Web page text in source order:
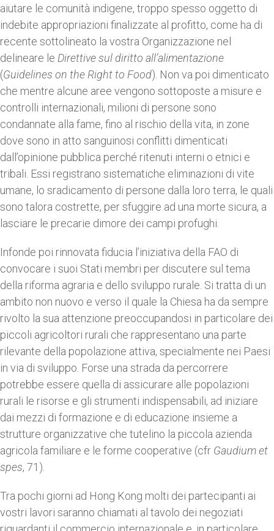
aiutare le comunità indigene, troppo spesso oggetto di
indebite appropriazioni finalizzate al profitto, come ha di
recente sottolineato la vostra Organizzazione nel
delineare le Direttive sul diritto all’alimentazione
(Guidelines on the Right to Food). Non va poi dimenticato
che mentre alcune aree vengono sottoposte a misure e
controlli internazionali, milioni di persone sono
condannate alla fame, fino al rischio della vita, in zone
dove sono in atto sanguinosi conflitti dimenticati
dall’opinione pubblica perché ritenuti interni o etnici e
tribali. Essi registrano sistematiche eliminazioni di vite
umane, lo sradicamento di persone dalla loro terra, le quali
sono talora costrette, per sfuggire ad una morte sicura, a
lasciare le precarie dimore dei campi profughi.
Infonde poi rinnovata fiducia l’iniziativa della FAO di
convocare i suoi Stati membri per discutere sul tema
della riforma agraria e dello sviluppo rurale. Si tratta di un
ambito non nuovo e verso il quale la Chiesa ha da sempre
rivolto la sua attenzione preoccupandosi in particolare dei
piccoli agricoltori rurali che rappresentano una parte
rilevante della popolazione attiva, specialmente nei Paesi
in via di sviluppo. Forse una strada da percorrere
potrebbe essere quella di assicurare alle popolazioni
rurali le risorse e gli strumenti indispensabili, ad iniziare
dai mezzi di formazione e di educazione insieme a
strutture organizzative che tutelino la piccola azienda
agricola familiare e le forme cooperative (cfr Gaudium et
spes, 71).
Tra pochi giorni ad Hong Kong molti dei partecipanti ai
vostri lavori saranno chiamati al tavolo dei negoziati